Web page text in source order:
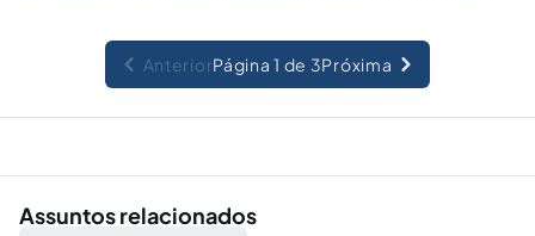
AnteriorPágina 1 de 3Próxima
Assuntos relacionados